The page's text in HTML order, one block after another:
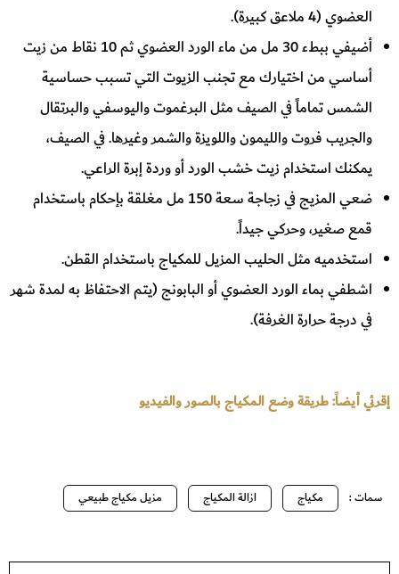
العضوي (4 ملاعق كبيرة).
أضيفي ببطء 30 مل من ماء الورد العضوي ثم 10 نقاط من زيت
أساسي من اختيارك مع تجنب الزيوت التي تسبب حساسية
الشمس تماماً في الصيف مثل البرغموت واليوسفي والبرتقال
والجريب فروت والليمون واللويزة والشمر وغيرها. في الصيف،
يمكنك استخدام زيت خشب الورد أو وردة إبرة الراعي.
ضعي المزيج في زجاجة سعة 150 مل مغلقة بإحكام باستخدام
قمع صغير، وحركي جيداً.
استخدميه مثل الحليب المزيل للمكياج باستخدام القطن.
اشطفي بماء الورد العضوي أو البابونج (يتم الاحتفاظ به لمدة شهر
في درجة حرارة الغرفة).
إقرئي أيضاً: طريقة وضع المكياج بالصور والفيديو
سمات : مكياج ازالة المكياج مزيل مكياج طبيعي